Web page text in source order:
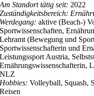
Am Standort tätig seit: 2022
Zuständigkeitsbereich:
Werdegang:aktive (Beach-)
Sportwissenschaften,
Lehramt (Bewegung und
Sportwissenschafterin und
Leistungssport Austria,
Ernährungswissenschafterin,
NLZ
Hobbies: Volleyball, Squash,
Reisen